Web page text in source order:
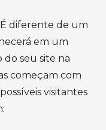
diferente de um
em um
do seu site na
começam com
visitantes